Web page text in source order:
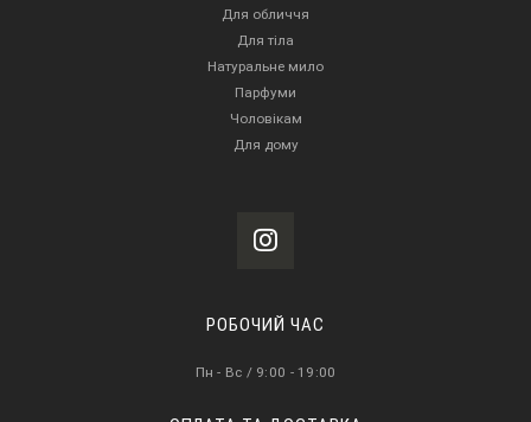
Для обличчя
Для тіла
Натуральне мило
Парфуми
Чоловікам
Для дому
РОБОЧИЙ ЧАС
Пн - Вс / 9:00 - 19:00